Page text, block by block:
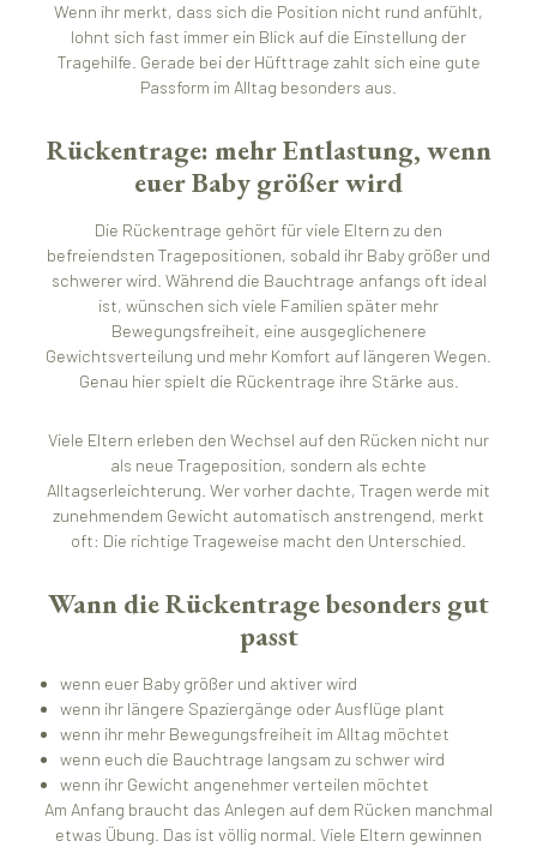
Wenn ihr merkt, dass sich die Position nicht rund anfühlt,
lohnt sich fast immer ein Blick auf die Einstellung der
Tragehilfe. Gerade bei der Hüfttrage zahlt sich eine gute
Passform im Alltag besonders aus.
Rückentrage: mehr Entlastung, wenn
euer Baby größer wird
Die Rückentrage gehört für viele Eltern zu den
befreiendsten Tragepositionen, sobald ihr Baby größer und
schwerer wird. Während die Bauchtrage anfangs oft ideal
ist, wünschen sich viele Familien später mehr
Bewegungsfreiheit, eine ausgeglichenere
Gewichtsverteilung und mehr Komfort auf längeren Wegen.
Genau hier spielt die Rückentrage ihre Stärke aus.
Viele Eltern erleben den Wechsel auf den Rücken nicht nur
als neue Trageposition, sondern als echte
Alltagserleichterung. Wer vorher dachte, Tragen werde mit
zunehmendem Gewicht automatisch anstrengend, merkt
oft: Die richtige Trageweise macht den Unterschied.
Wann die Rückentrage besonders gut
passt
wenn euer Baby größer und aktiver wird
wenn ihr längere Spaziergänge oder Ausflüge plant
wenn ihr mehr Bewegungsfreiheit im Alltag möchtet
wenn euch die Bauchtrage langsam zu schwer wird
wenn ihr Gewicht angenehmer verteilen möchtet
Am Anfang braucht das Anlegen auf dem Rücken manchmal
etwas Übung. Das ist völlig normal. Viele Eltern gewinnen